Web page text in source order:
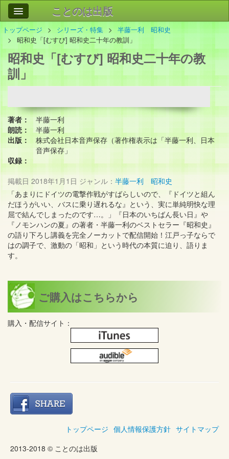
ことのは出版
作品
事業案内
会社情報
お問い合わせ
トップページ シリーズ・特集
半藤一利 昭和史
昭和史「[むすび] 昭和史二十年の教訓」
昭和史「[むすび] 昭和史二十年の教
訓」
著者：
半藤一利
朗読：
半藤一利
出版：
株式会社日本音声保存（著作権表示は「半藤一利、日本
音声保存」
収録：
掲載日 2018年1月1日 ジャンル： 半藤一利 昭和史
「あまりにドイツの電撃作戦がすばらしいので、『ドイツと組ん
だほうがいい、バスに乗り遅れるな』という、実に単純明快な理
屈で結んでしまったのです…。」『日本のいちばん長い日』や
『ノモンハンの夏』の著者・半藤一利のベストセラー『昭和史』
の語り下ろし講義を完全ノーカットで配信開始！江戸っ子ならで
はの調子で、激動の「昭和」という時代の本質に迫り、語りま
す。
ご購入はこちらから
購入・配信サイト：
トップページ 個人情報保護方針 サイトマップ
2013-2018 © ことのは出版